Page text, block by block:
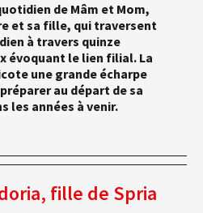
de Mâm et Mom,
et sa fille, qui traversent
à travers quinze
évoquant le lien filial. La
une grande écharpe
au départ de sa
les années à venir.
fille de Spria